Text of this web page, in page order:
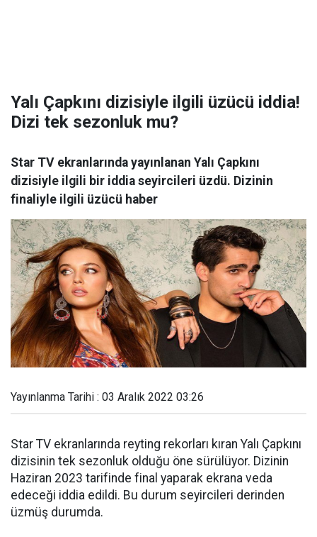
Yalı Çapkını dizisiyle ilgili üzücü iddia!
Dizi tek sezonluk mu?
Star TV ekranlarında yayınlanan Yalı Çapkını
dizisiyle ilgili bir iddia seyircileri üzdü. Dizinin
finaliyle ilgili üzücü haber
Yayınlanma Tarihi : 03 Aralık 2022 03:26
Star TV ekranlarında reyting rekorları kıran Yalı Çapkını
dizisinin tek sezonluk olduğu öne sürülüyor. Dizinin
Haziran 2023 tarifinde final yaparak ekrana veda
edeceği iddia edildi. Bu durum seyircileri derinden
üzmüş durumda.